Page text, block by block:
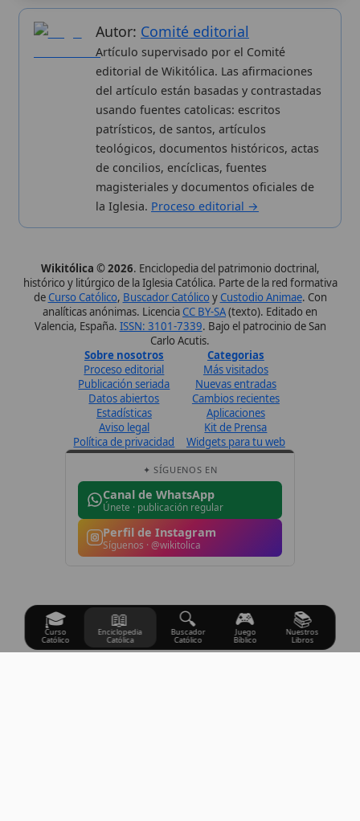
la Iglesia. Proceso editorial →
Wikitólica © 2026. Enciclopedia del patrimonio doctrinal,
histórico y litúrgico de la Iglesia Católica. Parte de la red formativa
Curso Católico,Buscador CatólicoyCustodio Animae. Con
analíticas anónimas. LicenciaCC BY-SA(texto). Editado en
Valencia, España. ISSN: 3101-7339 . Bajo el patrocinio de San
Carlo Acutis.
Sobre nosotros
Proceso editorial
Publicación seriada
Datos abiertos
Categorias
Más visitados
Nuevas entradas
Cambios recientes
✦ SÍGUENOS EN
Canal de WhatsApp
Únete · publicación regular
Perfil de Instagram
Síguenos · @wikitolica